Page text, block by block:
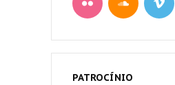
PATROCÍNIO